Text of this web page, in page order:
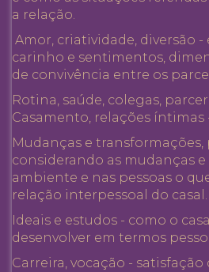
a relação.
Amor, criatividade, diversão -
carinho e sentimentos,
de convivência entre os
Rotina, saúde, colegas,
Casamento, relações
Mudanças e
considerando as mudanças
ambiente e nas pessoas o
relação interpessoal do casal.
Ideais e estudos - como o
desenvolver em termos
Carreira, vocação - satisfação